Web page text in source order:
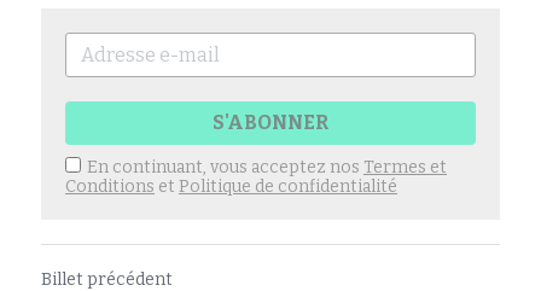
S'ABONNER
En continuant, vous acceptez nos Termes et
Conditions et Politique de confidentialité
Billet précédent